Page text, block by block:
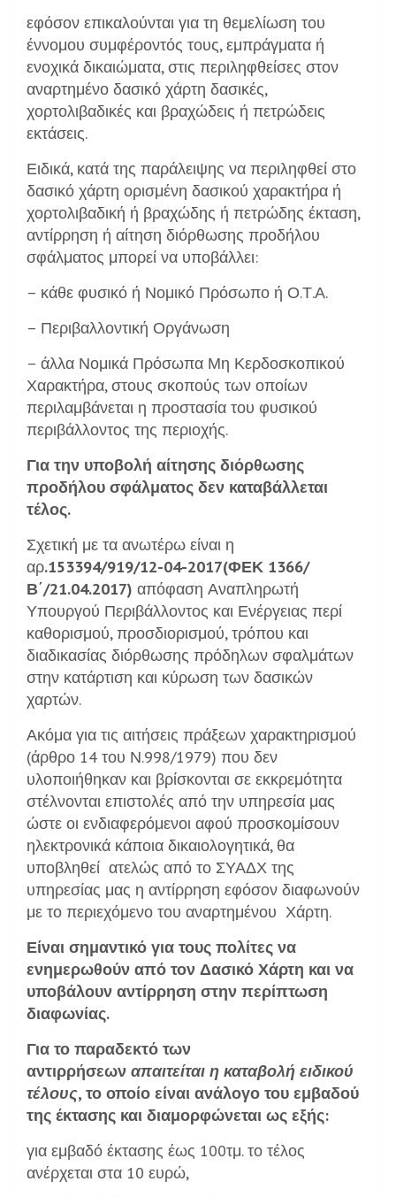
εφόσον επικαλούνται για τη θεμελίωση του
έννομου συμφέροντός τους, εμπράγματα ή
ενοχικά δικαιώματα, στις περιληφθείσες στον
αναρτημένο δασικό χάρτη δασικές,
χορτολιβαδικές και βραχώδεις ή πετρώδεις
εκτάσεις.
Ειδικά, κατά της παράλειψης να περιληφθεί στο
δασικό χάρτη ορισμένη δασικού χαρακτήρα ή
χορτολιβαδική ή βραχώδης ή πετρώδης έκταση,
αντίρρηση ή αίτηση διόρθωσης προδήλου
σφάλματος μπορεί να υποβάλλει:
– κάθε φυσικό ή Νομικό Πρόσωπο ή Ο.Τ.Α.
– Περιβαλλοντική Οργάνωση
– άλλα Νομικά Πρόσωπα Μη Κερδοσκοπικού
Χαρακτήρα, στους σκοπούς των οποίων
περιλαμβάνεται η προστασία του φυσικού
περιβάλλοντος της περιοχής.
Για την υποβολή αίτησης διόρθωσης
προδήλου σφάλματος δεν καταβάλλεται
τέλος.
Σχετική με τα ανωτέρω είναι η
αρ.153394/919/12-04-2017(ΦΕΚ 1366/
Β΄/21.04.2017) απόφαση Αναπληρωτή
Υπουργού Περιβάλλοντος και Ενέργειας περί
καθορισμού, προσδιορισμού, τρόπου και
διαδικασίας διόρθωσης πρόδηλων σφαλμάτων
στην κατάρτιση και κύρωση των δασικών
χαρτών.
Ακόμα για τις αιτήσεις πράξεων χαρακτηρισμού
(άρθρο 14 του Ν.998/1979) που δεν
υλοποιήθηκαν και βρίσκονται σε εκκρεμότητα
στέλνονται επιστολές από την υπηρεσία μας
ώστε οι ενδιαφερόμενοι αφού προσκομίσουν
ηλεκτρονικά κάποια δικαιολογητικά, θα
υποβληθεί ατελώς από το ΣΥΑΔΧ της
υπηρεσίας μας η αντίρρηση εφόσον διαφωνούν
με το περιεχόμενο του αναρτημένου Χάρτη.
Είναι σημαντικό για τους πολίτες να
ενημερωθούν από τον Δασικό Χάρτη και να
υποβάλουν αντίρρηση στην περίπτωση
διαφωνίας.
Για το παραδεκτό των
αντιρρήσεων απαιτείται η καταβολή ειδικού
τέλους, το οποίο είναι ανάλογο του εμβαδού
της έκτασης και διαμορφώνεται ως εξής:
για εμβαδό έκτασης έως 100τμ. το τέλος
ανέρχεται στα 10 ευρώ,